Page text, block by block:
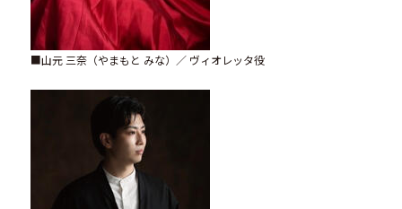
■山元 三奈（やまもと みな）／ ヴィオレッタ役